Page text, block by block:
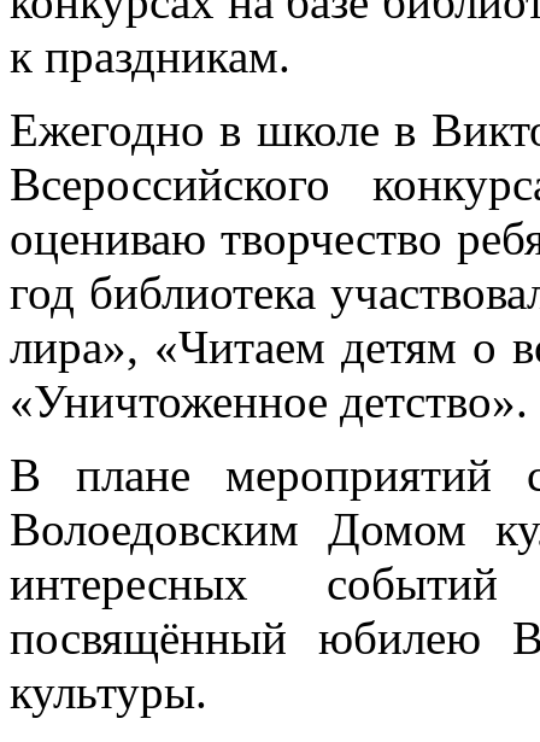
к праздникам.
Ежегодно в школе в
Всероссийского
оцениваю творчество
год библиотека
лира», «Читаем детям о
«Уничтоженное детство».
В плане мероприятий
Волоедовским Домом
интересных
посвящённый юбилею
культуры.